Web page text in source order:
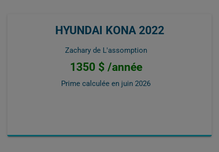
HYUNDAI KONA 2022
Zachary de L'assomption
1350 $ /année
Prime calculée en juin 2026